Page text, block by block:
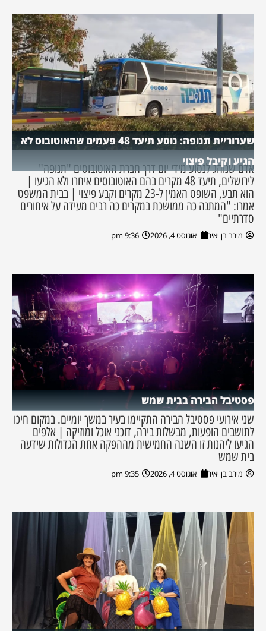
שערוריית תנופה: נוסע תיעד 48 פעמים שהאוטובוס לא
הגיע וקיבל פיצוי
אדם שנוהג לנסוע מידי יום דרך חברת האוטובוסים "תנופה"
לירושלים, תיעד 48 מקרים בהם האוטובוסים איחרו ולא הגיעו |
הוא תבע, השופט האמין ל-23 מקרים וקבע פיצוי | בבית המשפט
אמרו: "המתנה כה ממושכת במקרים כה רבים מעידה על איחורים
סדרתיים"
מירב בן יאיר אוגוסט 4, 2026 9:36 pm
פסטיבל הבירה בבית שמש
שני אירועי פסטיבל הבירה התקיימו בעיר במשך יומיים. במקום חיכו
לתושבים הופעות, מבשלות בירה, דוכני אוכל ומוזיקה | אלפים
הגיעו ליהנות זו השנה החמישית מההפקה אחת הגדולות שידעה
בית שמש
מירב בן יאיר אוגוסט 4, 2026 9:35 pm